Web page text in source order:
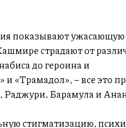
показывают ужасающую
страдают от
до героина и
«Трамадол», – все это
Раджури, Барамула и
стигматизацию,